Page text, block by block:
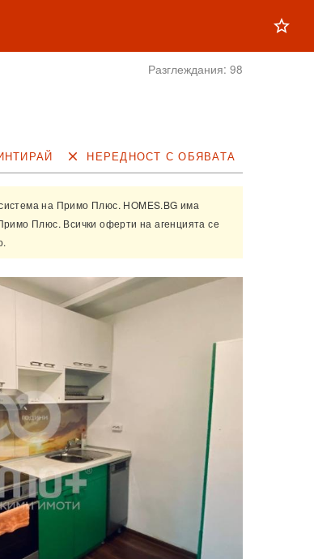
star_outline
Разглеждания: 98
close НЕРЕДНОСТ С ОБЯВАТА
на Примо Плюс. HOMES.BG има
Плюс. Всички оферти на агенцията се